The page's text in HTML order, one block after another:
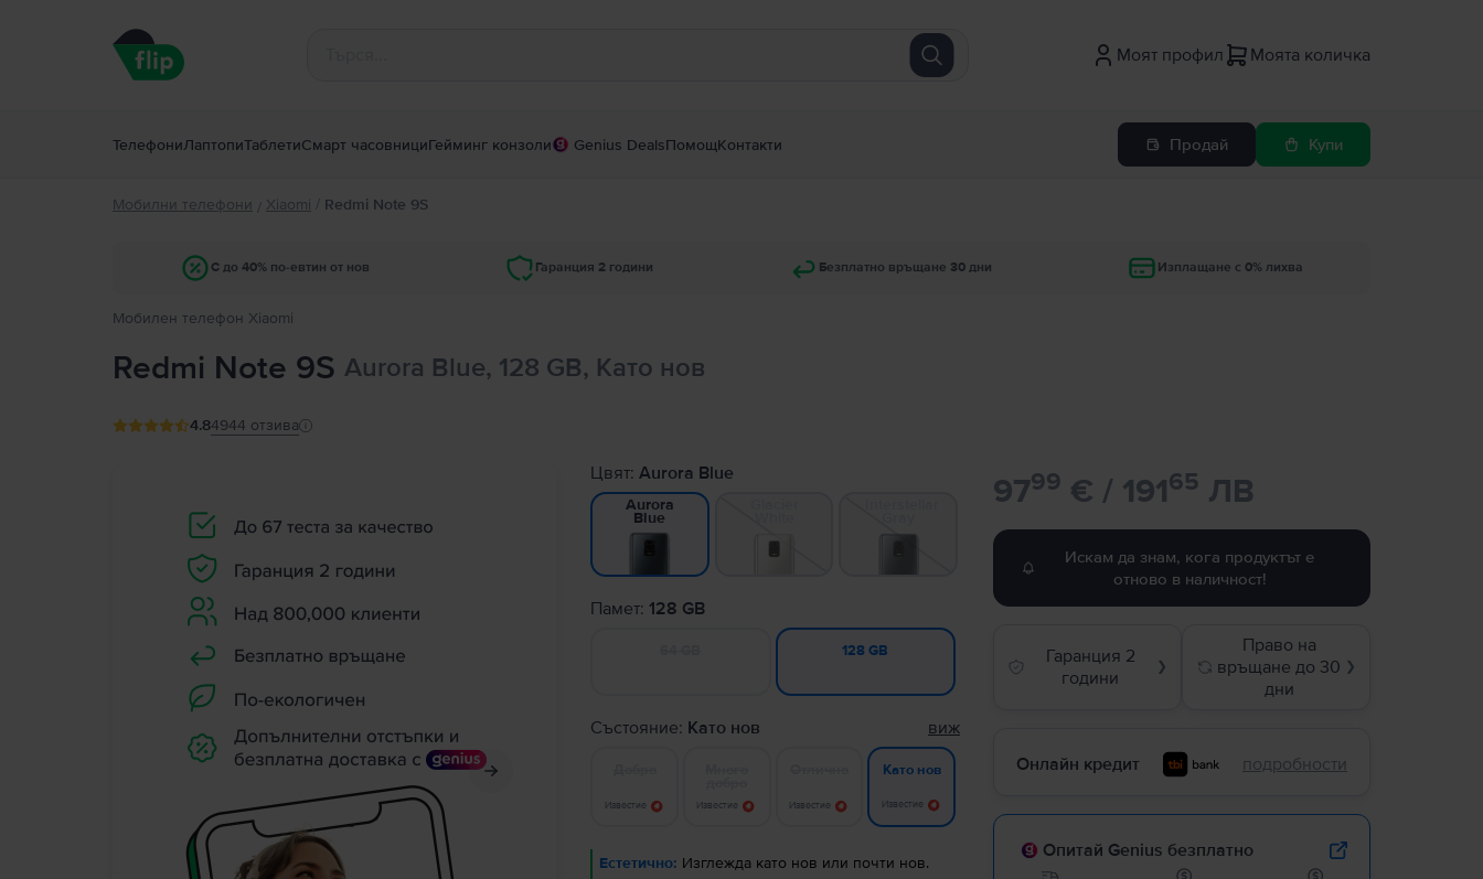
Моят профил Моята количка
ТелефониЛаптопиТаблетиСмарт часовнициГейминг конзоли Genius DealsПомощКонтакти Продай Купи
Мобилни телефони / Xiaomi / Redmi Note 9S
С до 40% по-евтин от нов Гаранция 2 години Безплатно връщане 30 дни Изплащане с 0% лихва
Мобилен телефон Xiaomi
Redmi Note 9S Aurora Blue, 128 GB, Като нов
4.84944 отзива
Цвят:Aurora Blue
Aurora
Blue
Памет: 128 GB
128 GB
Състояние: Като нов виж
Известие Известие Известие
Като нов
Известие
Естетично: Изглежда като нов или почти нов.
9799 € / 19165 ЛВ
Искам да знам, кога продуктът е
отново в наличност!
Гаранция 2
години
❯
Право на
връщане до 30
дни
❯
Онлайн кредит подробности
Опитай Genius безплатно